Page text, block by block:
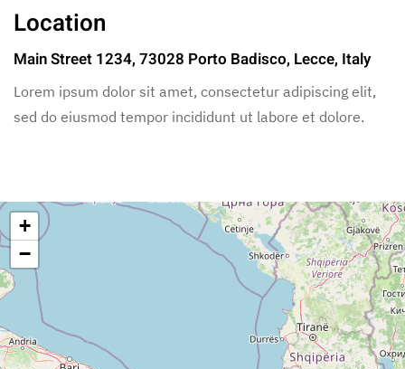
Location
Main Street 1234, 73028 Porto Badisco, Lecce, Italy
Lorem ipsum dolor sit amet, consectetur adipiscing elit,
sed do eiusmod tempor incididunt ut labore et dolore.
+
−